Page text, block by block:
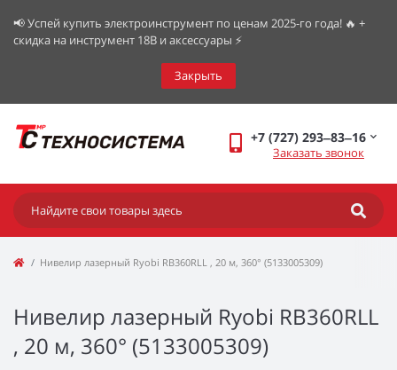
📢 Успей купить электроинструмент по ценам 2025-го года! 🔥 +
скидка на инструмент 18В и аксессуары ⚡️
Закрыть
+7 (727) 293‒83‒16
Заказать звонок
Нивелир лазерный Ryobi RB360RLL , 20 м, 360° (5133005309)
Нивелир лазерный Ryobi RB360RLL
, 20 м, 360° (5133005309)